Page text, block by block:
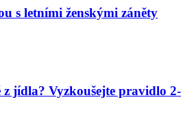
s letními ženskými záněty
jídla? Vyzkoušejte pravidlo 2-